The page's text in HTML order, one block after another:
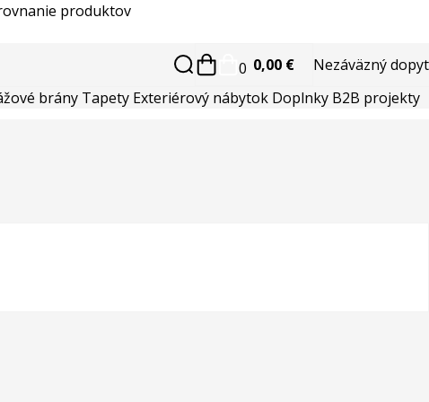
produktov
0 0,00 €
Nezáväzný dopyt
brány Tapety Exteriérový nábytok Doplnky B2B projekty